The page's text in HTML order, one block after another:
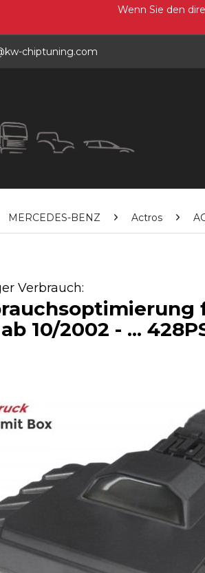
Wenn Sie den
chiptuning.com
MERCEDES-BENZ Actros
Verbrauch:
10/2002 - ...